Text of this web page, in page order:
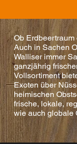
Ob Erdbeertraum
Auch in Sachen
Walliserimmer
ganzjährig
Vollsortiment
Exoten über
heimischen
frische, lokale,
wie auch globale